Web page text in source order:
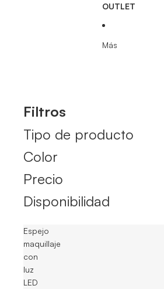
OUTLET
Más
Filtros
Tipo de producto
Color
Precio
Disponibilidad
Espejo
maquillaje
con
luz
LED